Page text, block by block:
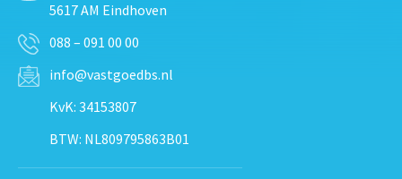
5617 AM Eindhoven
088 – 091 00 00
info@vastgoedbs.nl
KvK: 34153807
BTW: NL809795863B01